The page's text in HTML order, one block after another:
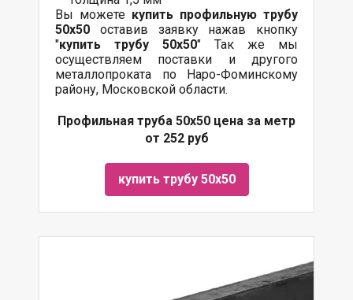
Вы можете купить профильную трубу
50х50 оставив заявку нажав кнопку
"купить трубу 50х50" Так же мы
осуществляем поставки и другого
металлопроката по Наро-Фоминскому
району, Московской области.
Профильная труба 50х50 цена за метр
от 252 руб
купить трубу 50х50